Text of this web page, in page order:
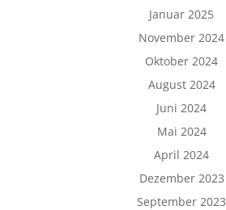
Januar 2025
November 2024
Oktober 2024
August 2024
Juni 2024
Mai 2024
April 2024
Dezember 2023
September 2023